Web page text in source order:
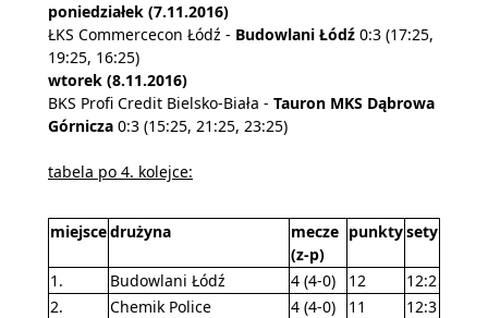
poniedziałek (7.11.2016)
ŁKS Commercecon Łódź - Budowlani Łódź 0:3 (17:25,
19:25, 16:25)
wtorek (8.11.2016)
BKS Profi Credit Bielsko-Biała - Tauron MKS Dąbrowa
Górnicza 0:3 (15:25, 21:25, 23:25)
tabela po 4. kolejce:
miejscedrużyna
mecze
(z-p)
punktysety
1. Budowlani Łódź 4 (4-0) 12
12:2
2.
Chemik Police 4 (4-0) 11
12:3